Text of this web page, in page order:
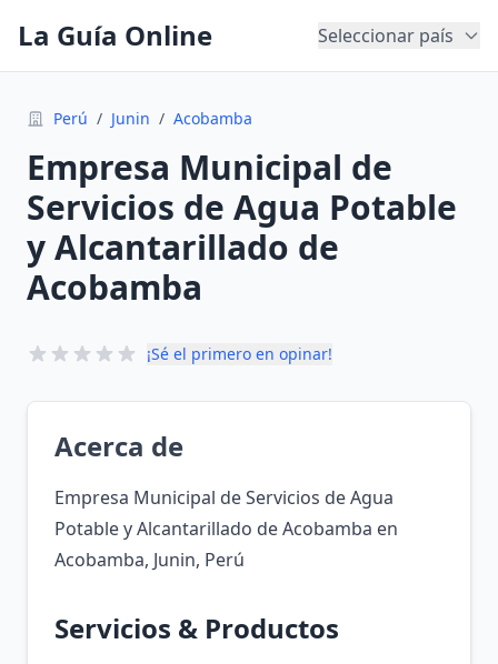
La Guía Online Seleccionar país
Perú / Junin / Acobamba
Empresa Municipal de
Servicios de Agua Potable
y Alcantarillado de
Acobamba
¡Sé el primero en opinar!
Acerca de
Empresa Municipal de Servicios de Agua
Potable y Alcantarillado de Acobamba en
Acobamba, Junin, Perú
Servicios & Productos